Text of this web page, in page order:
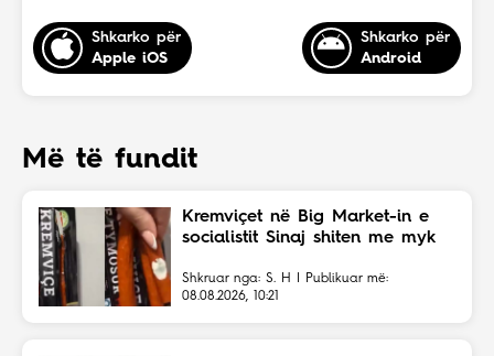
Shkarko për
Apple iOS
Shkarko për
Android
Më të fundit
Kremviçet në Big Market-in e
socialistit Sinaj shiten me myk
Shkruar nga: S. H | Publikuar më:
08.08.2026, 10:21